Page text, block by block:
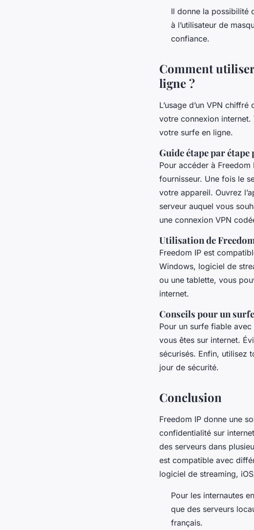
Il donne la possibilité
à l’utilisateur de
confiance.
Comment
ligne ?
L’usage d’un VPN
votre connexion
votre surfe en ligne.
Guide étape par
Pour accéder à Freedom
fournisseur. Une fois le
votre appareil. Ouvrez
serveur auquel vous
une connexion VPN
Utilisation de
Freedom IP est
Windows, logiciel de
ou une tablette, vous
internet.
Conseils pour un
Pour un surfe fiable
vous êtes sur internet.
sécurisés. Enfin, utilisez
jour de sécurité.
Conclusion
Freedom IP donne une
confidentialité sur
des serveurs dans
est compatible avec
logiciel de streaming,
Pour les internautes
que des serveurs
français.